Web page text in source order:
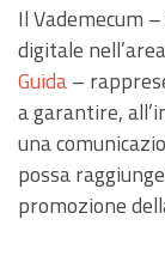
Il Vademecum
digitale nell’area
Guida–
a garantire,
una
possa
promozione